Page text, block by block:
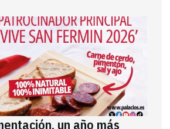
un año más